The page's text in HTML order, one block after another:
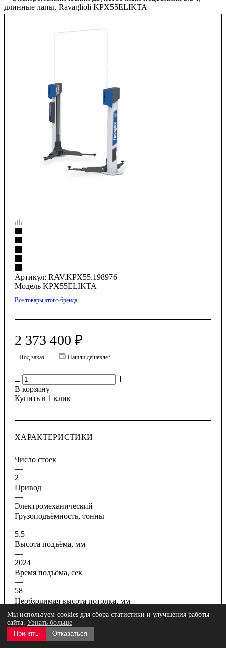
длинные лапы, Ravaglioli KPX55ELIKTA
Артикул: RAV.KPX55.198976
Модель KPX55ELIKTA
Все товары этого бренда
2 373 400 ₽
Под заказ Нашли дешевле?
В корзину
Купить в 1 клик
ХАРАКТЕРИСТИКИ
Число стоек
—
2
Привод
—
Электромеханический
Грузоподъёмность, тонны
—
5.5
Высота подъёма, мм
—
2024
Время подъёма, сек
—
58
Необходимая высота потолка, мм
5300
Все характеристики
Мы используем cookies для сбора статистики и улучшения работы
сайта. Узнать больше
Принять
Отказаться